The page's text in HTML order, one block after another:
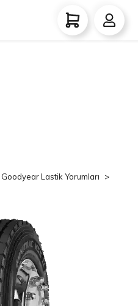
Goodyear Lastik Yorumları